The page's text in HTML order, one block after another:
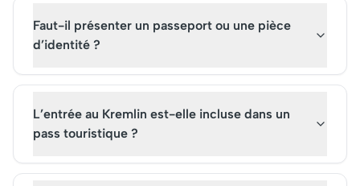
Faut-il présenter un passeport ou une pièce
d’identité ?
L’entrée au Kremlin est-elle incluse dans un
pass touristique ?